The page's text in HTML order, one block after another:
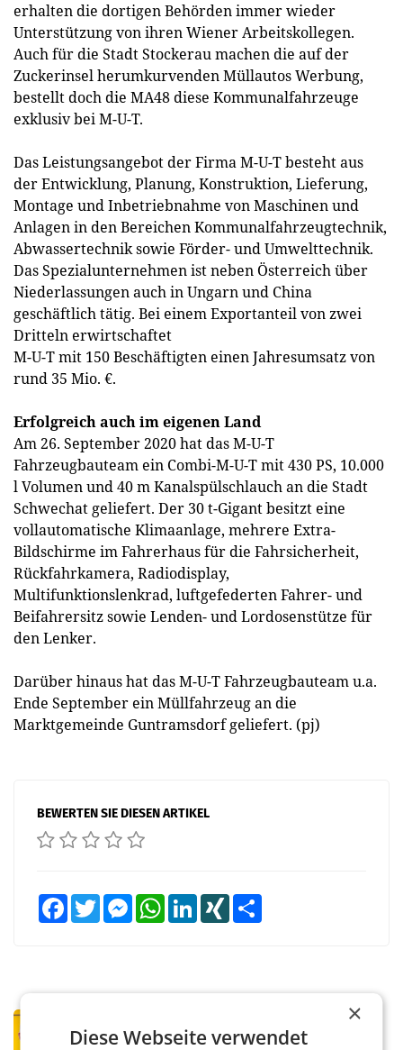
erhalten die dortigen Behörden immer wieder
Unterstützung von ihren Wiener Arbeitskollegen.
Auch für die Stadt Stockerau machen die auf der
Zuckerinsel herumkurvenden Müllautos Werbung,
bestellt doch die MA48 diese Kommunalfahrzeuge
exklusiv bei M-U-T.
Das Leistungsangebot der Firma M-U-T besteht aus
der Entwicklung, Planung, Konstruktion, Lieferung,
Montage und Inbetriebnahme von Maschinen und
Anlagen in den Bereichen Kommunalfahrzeugtechnik,
Abwassertechnik sowie Förder- und Umwelttechnik.
Das Spezialunternehmen ist neben Österreich über
Niederlassungen auch in Ungarn und China
geschäftlich tätig. Bei einem Exportanteil von zwei
Dritteln erwirtschaftet
M-U-T mit 150 Beschäftigten einen Jahresumsatz von
rund 35 Mio. €.
Erfolgreich auch im eigenen Land
Am 26. September 2020 hat das M-U-T
Fahrzeugbauteam ein Combi-M-U-T mit 430 PS, 10.000
l Volumen und 40 m Kanalspülschlauch an die Stadt
Schwechat geliefert. Der 30 t-Gigant besitzt eine
vollautomatische Klimaanlage, mehrere Extra-
Bildschirme im Fahrerhaus für die Fahrsicherheit,
Rückfahrkamera, Radiodisplay,
Multifunktionslenkrad, luftgefederten Fahrer- und
Beifahrersitz sowie Lenden- und Lordosenstütze für
den Lenker.
Darüber hinaus hat das M-U-T Fahrzeugbauteam u.a.
Ende September ein Müllfahrzeug an die
Marktgemeinde Guntramsdorf geliefert. (pj)
BEWERTEN SIE DIESEN ARTIKEL
FacebookTwitter MessengerWhatsAppLinkedInXING
Österreichische Post: Umsatzplus im
×
Diese Webseite verwendet